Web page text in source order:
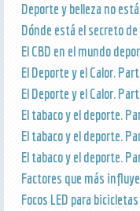
Deporte y belleza no
Dónde está el secreto
El CBD en el mundo
El Deporte y el Calor.
El Deporte y el Calor.
El tabaco y el deporte.
El tabaco y el deporte.
El tabaco y el deporte.
Factores que más
Focos LED para bicicletas